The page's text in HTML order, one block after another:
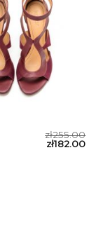
zł255.00
zł182.00